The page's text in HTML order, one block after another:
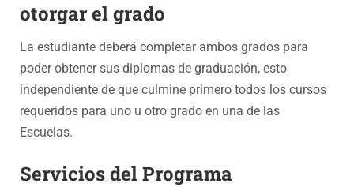
otorgar el grado
La estudiante deberá completar ambos grados para
poder obtener sus diplomas de graduación, esto
independiente de que culmine primero todos los cursos
requeridos para uno u otro grado en una de las
Escuelas.
Servicios del Programa